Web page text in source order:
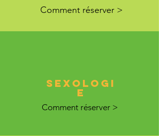
Comment réserver >
Sexologi
e
Comment réserver >